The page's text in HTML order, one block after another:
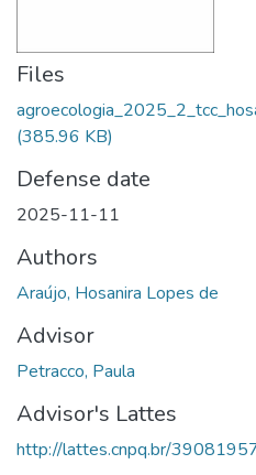
Files
(385.96 KB)
Defense date
2025-11-11
Authors
Araújo, Hosanira Lopes de
Advisor
Petracco, Paula
Advisor's Lattes
http://lattes.cnpq.br/